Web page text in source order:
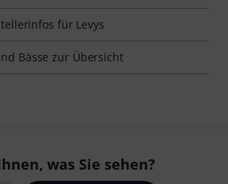
für Levys
Bässe zur Übersicht
was Sie sehen?